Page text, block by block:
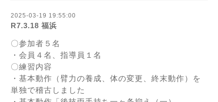
2025-03-19 19:55:00
R7.3.18 福浜
〇参加者５名
・会員４名、指導員１名
〇練習内容
・基本動作（臂力の養成、体の変更、終末動作）を
単独で稽古しました